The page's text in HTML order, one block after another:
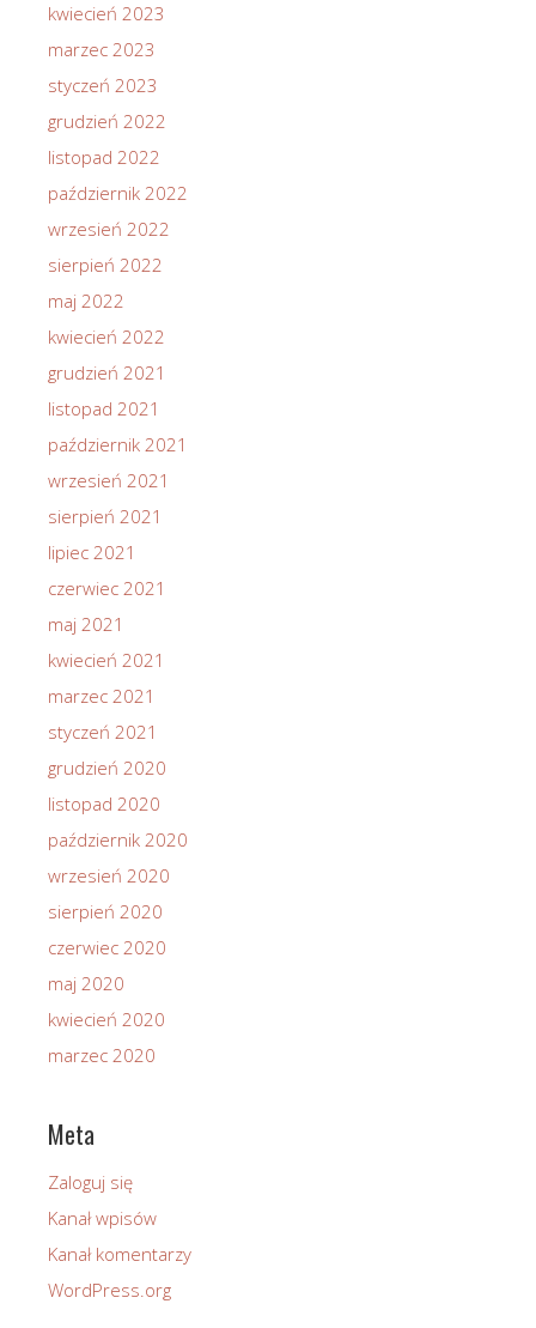
kwiecień 2023
marzec 2023
styczeń 2023
grudzień 2022
listopad 2022
październik 2022
wrzesień 2022
sierpień 2022
maj 2022
kwiecień 2022
grudzień 2021
listopad 2021
październik 2021
wrzesień 2021
sierpień 2021
lipiec 2021
czerwiec 2021
maj 2021
kwiecień 2021
marzec 2021
styczeń 2021
grudzień 2020
listopad 2020
październik 2020
wrzesień 2020
sierpień 2020
czerwiec 2020
maj 2020
kwiecień 2020
marzec 2020
Meta
Zaloguj się
Kanał wpisów
Kanał komentarzy
WordPress.org